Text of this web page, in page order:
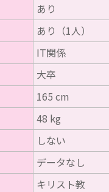
あり
あり（1人）
IT関係
大卒
165 cm
48 kg
しない
データなし
キリスト教